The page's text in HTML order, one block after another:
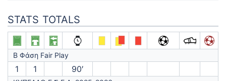
STATS TOTALS
Β Φάση Fair Play
1 1 90′